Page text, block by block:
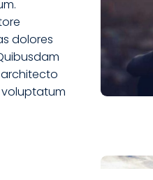
dolores